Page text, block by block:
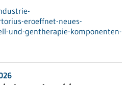
eroeffnet-neues-
und-gentherapie-komponenten-